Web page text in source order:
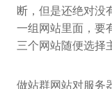
断，但是还绝对没
一组网站里面，要
三个网站随便选择
做站群网站对服务